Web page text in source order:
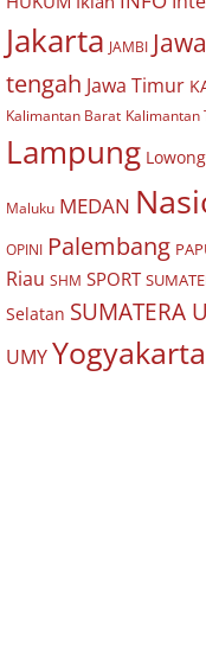
Jakarta JAMBI
tengah Jawa Timur
Kalimantan Barat Kalimantan
Lampung
Maluku MEDAN
OPINI Palembang
Riau SHM SPORT
Selatan SUMATERA
UMYYogyakarta